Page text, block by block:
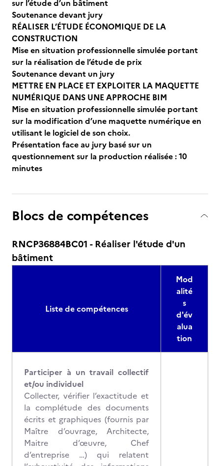
sur l’étude d’un bâtiment
Soutenance devant jury
RÉALISER L’ÉTUDE ÉCONOMIQUE DE LA
CONSTRUCTION
Mise en situation professionnelle simulée portant
sur la réalisation de l’étude de prix
Soutenance devant un jury
METTRE EN PLACE ET EXPLOITER LA MAQUETTE
NUMÉRIQUE DANS UNE APPROCHE BIM
Mise en situation professionnelle simulée portant
sur la modification d’une maquette numérique en
utilisant le logiciel de son choix.
Présentation face au jury basé sur un
questionnement sur la production réalisée : 10
minutes
Blocs de compétences
RNCP36884BC01 - Réaliser l'étude d'un
bâtiment
Liste de compétences
Mod
alité
s
d'év
alua
tion
Participer à un travail collectif
et/ou individuel
Collecter, vérifier l’exactitude et
la complétude des documents
écrits et graphiques (fournis par
Maître d’ouvrage, Architecte,
Maitre d’œuvre, Chef
d’entreprise …) qui relatent